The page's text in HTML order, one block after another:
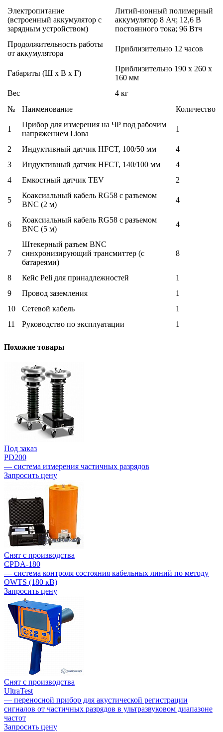
Электропитание
(встроенный аккумулятор с
зарядным устройством)
Литий-ионный полимерный
аккумулятор 8 Ач; 12,6 В
постоянного тока; 96 Втч
Продолжительность работы
от аккумулятора
Приблизительно 12 часов
Габариты (Ш x В x Г)
Приблизительно 190 x 260 x
160 мм
Вес
4 кг
№
Наименование Количество
1
Прибор для измерения на ЧР под рабочим
напряжением Liona
1
2 Индуктивный датчик HFCT, 100/50 мм
4
3
Индуктивный датчик HFCT, 140/100 мм
4
4
Емкостный датчик TEV 2
5
Коаксиальный кабель RG58 с разъемом
BNC (2 м)
4
6
Коаксиальный кабель RG58 с разъемом
BNC (5 м)
4
7
Штекерный разъем BNC
синхронизирующий трансмиттер (с
батареями)
8
8 Кейс Peli для принадлежностей
1
9
Провод заземления
1
10
Сетевой кабель
1
11
Руководство по эксплуатации 1
Похожие товары
Под заказ
PD200
— система измерения частичных разрядов
Запросить цену
Снят с производства
CPDA-180
— система контроля состояния кабельных линий по методу
OWTS (180 кВ)
Запросить цену
Снят с производства
UltraTest
— переносной прибор для акустической регистрации
сигналов от частичных разрядов в ультразвуковом диапазоне
частот
Запросить цену